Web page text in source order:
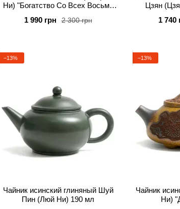
Ни) "Богатство Со Всех Восьми
2 300 грн
1 990 грн
Цзян
1 740
−13%
Чайник исинский глиняный Шуй
Пин (Люй Ни) 190 мл
−13%
Чайник
Ни)